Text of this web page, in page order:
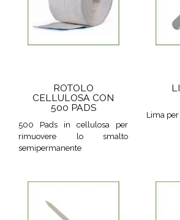
ROTOLO
CELLULOSA CON
500 PADS
500 Pads in cellulosa per
rimuovere lo smalto
semipermanente
Lima